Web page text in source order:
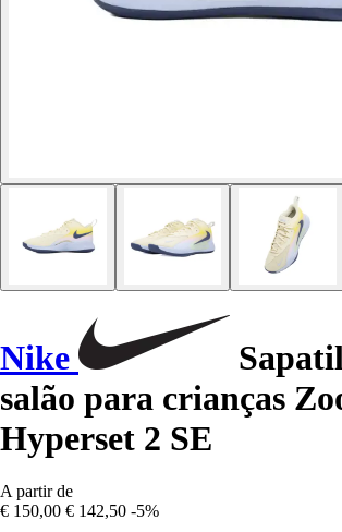
Nike
salão para crianças
Hyperset 2 SE
A partir de
€ 150,00 € 142,50 -5%